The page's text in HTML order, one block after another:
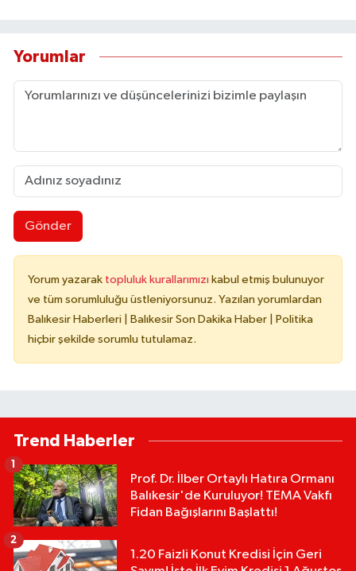
Yorumlar
Gönder
Yorum yazarak topluluk kurallarımızı kabul etmiş bulunuyor
ve tüm sorumluluğu üstleniyorsunuz. Yazılan yorumlardan
Balıkesir Haberleri | Balıkesir Son Dakika Haber | Politika
hiçbir şekilde sorumlu tutulamaz.
Trend Haberler
Prof. Dr. İlber Ortaylı Hatıra Ormanı
Balıkesir'de Kuruluyor! TEMA Vakfı
Fidan Bağışlarını Başlattı!
1
1.20 Faizli Konut Kredisi İçin Geri
2